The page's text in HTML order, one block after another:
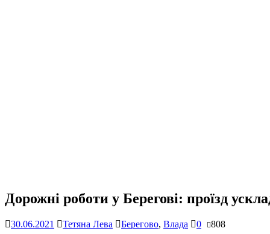
Дорожні роботи у Берегові: проїзд
30.06.2021 Тетяна Лева Берегово, Влада 0 808